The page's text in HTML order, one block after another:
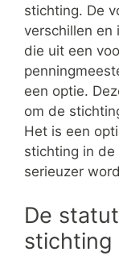
stichting. De
verschillen en
die uit een
een optie.
om de
Het is een
stichting in
serieuzer
De
stichting